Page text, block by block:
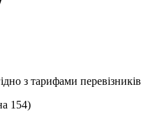
з тарифами перевізників
154)